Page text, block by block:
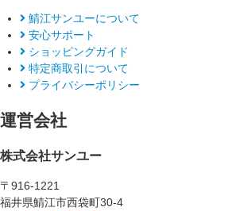
鯖江サンユーについて
安心サポート
ショッピングガイド
特定商取引について
プライバシーポリシー
運営会社
株式会社サンユー
〒916-1221
福井県鯖江市西袋町30-4